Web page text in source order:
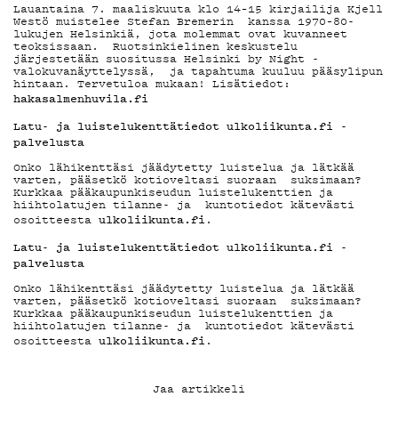
Lauantaina 7. maaliskuuta klo 14–15 kirjailija Kjell
Westö muistelee Stefan Bremerin kanssa 1970–80-
lukujen Helsinkiä, jota molemmat ovat kuvanneet
teoksissaan. Ruotsinkielinen keskustelu
järjestetään suositussa Helsinki by Night -
valokuvanäyttelyssä, ja tapahtuma kuuluu pääsylipun
hintaan. Tervetuloa mukaan! Lisätiedot:
hakasalmenhuvila.fi
Latu- ja luistelukenttätiedot ulkoliikunta.fi -
palvelusta
Onko lähikenttäsi jäädytetty luistelua ja lätkää
varten, pääsetkö kotioveltasi suoraan suksimaan?
Kurkkaa pääkaupunkiseudun luistelukenttien ja
hiihtolatujen tilanne- ja kuntotiedot kätevästi
osoitteesta ulkoliikunta.fi .
Latu- ja luistelukenttätiedot ulkoliikunta.fi
-
palvelusta
Onko lähikenttäsi jäädytetty luistelua ja lätkää
varten, pääsetkö kotioveltasi suoraan suksimaan?
Kurkkaa pääkaupunkiseudun luistelukenttien ja
hiihtolatujen tilanne- ja kuntotiedot kätevästi
osoitteesta ulkoliikunta.fi .
Jaa artikkeli